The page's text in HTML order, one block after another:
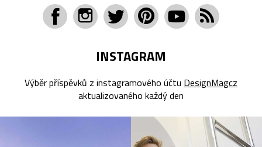
INSTAGRAM
Výběr příspěvků z instagramového účtu DesignMagcz
aktualizovaného každý den